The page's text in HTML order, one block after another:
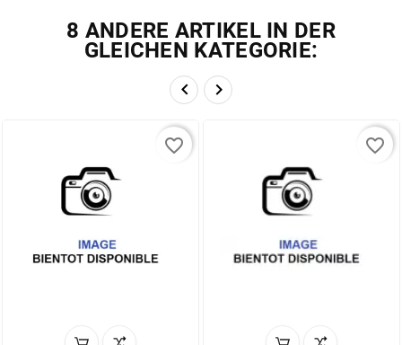
8 ANDERE ARTIKEL IN DER
GLEICHEN KATEGORIE:
 
favorite_border favorite_border